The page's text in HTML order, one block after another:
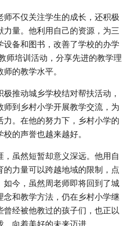
师不仅关注学生的成长，还积极
力量。他利用自己的资源，为三
设备和图书，改善了学校的办学
师培训活动，分享先进的教学理
的教学水平。
推动城乡学校结对帮扶活动，
师到乡村小学开展教学交流，为
力。在他的努力下，乡村小学的
的声誉也越来越好。
，虽然短暂却意义深远。他用自
的力量可以跨越地域的限制，点
如今，虽然周老师即将回到了城
念和教学方法，仍在乡村小学继
曾经被他教过的孩子们，也正以
向着美好的未来迈进。